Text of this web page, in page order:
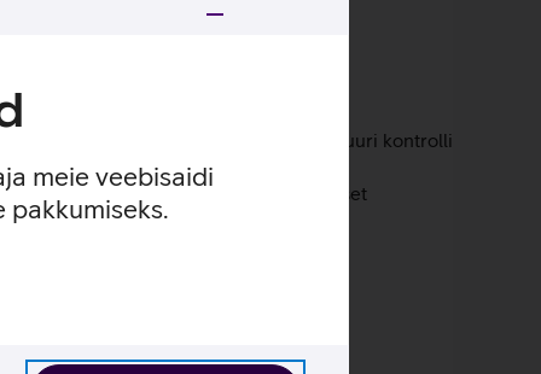
meie veebisaidi
pakkumiseks.
peegeldusi.
algoritmide abil, hoides temperatuuri kontrolli
pakkudes sujuvat ja intensiivset